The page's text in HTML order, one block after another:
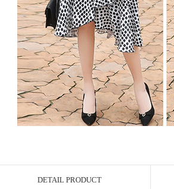
DETAIL PRODUCT